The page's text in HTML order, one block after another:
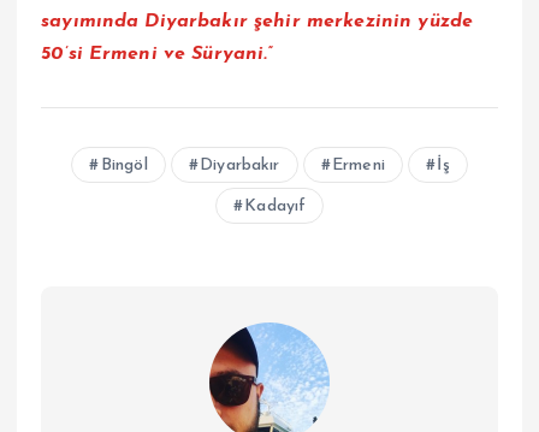
sayımında Diyarbakır şehir merkezinin yüzde
50’si Ermeni ve Süryani.”
Bingöl Diyarbakır Ermeni İş
Kadayıf